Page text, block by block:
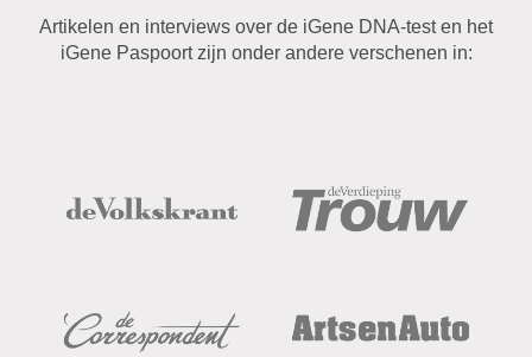
Artikelen en interviews over de iGene DNA-test en het
iGene Paspoort zijn onder andere verschenen in: